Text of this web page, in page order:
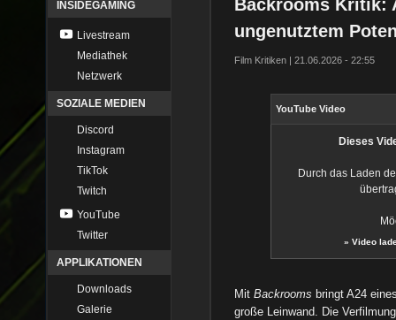
INSIDEGAMING
Livestream
Mediathek
Netzwerk
SOZIALE MEDIEN
Discord
Instagram
TikTok
Twitch
YouTube
Twitter
APPLIKATIONEN
Downloads
Galerie
Backrooms Kritik:
ungenutztem
Film Kritiken | 21.06.2026 - 22:55
YouTube Video
Dieses
Durch das Laden
» Video
MitBackrooms bringt A24
große Leinwand. Die